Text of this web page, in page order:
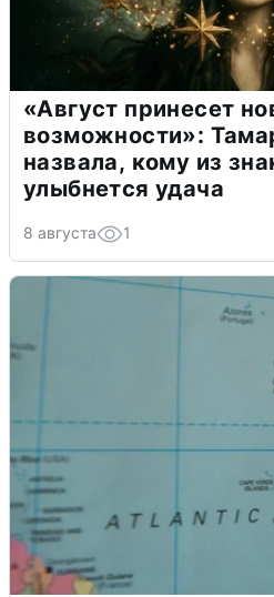
«Август принесет
возможности»:
назвала, кому из
улыбнется удача
8 августа 1